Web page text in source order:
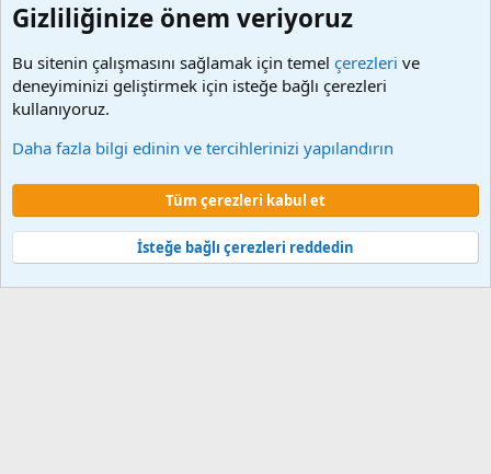
Çerezler
Şartlar ve kurallar
Gizlilik politikası Yardım Ana sayfa
Community platform by XenForo © 2010-2024 XenForo Ltd.
Türkçe yama 🇹🇷 [XGT] Yazılım ve web hizmetleri 2014-2024
Gizliliğinize önem veriyoruz
Bu sitenin çalışmasını sağlamak için temel çerezleri ve
deneyiminizi geliştirmek için isteğe bağlı çerezleri
kullanıyoruz.
Daha fazla bilgi edinin ve tercihlerinizi yapılandırın
Tüm çerezleri kabul et
İsteğe bağlı çerezleri reddedin